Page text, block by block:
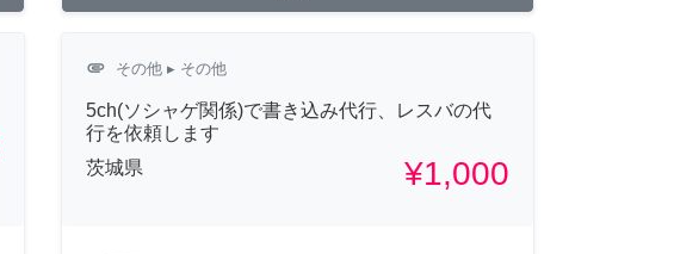
attachment その他▸ その他
5ch(ソシャゲ関係)で書き込み代行、レスバの代
行を依頼します
茨城県
¥1,000